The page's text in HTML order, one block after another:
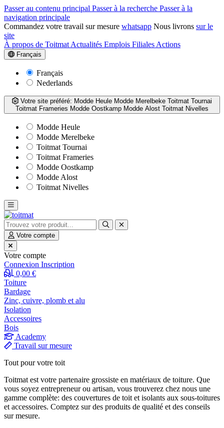
Passer au contenu principal Passer à la recherche Passer à la
navigation principale
Commandez votre travail sur mesure whatsapp Nous livrons sur le
site
À propos de Toitmat Actualités Emplois Filiales Actions
Français
Français
Nederlands
Votre site préféré: Modde Heule Modde Merelbeke Toitmat Tournai
Toitmat Frameries Modde Oostkamp Modde Alost Toitmat Nivelles
Modde Heule
Modde Merelbeke
Toitmat Tournai
Toitmat Frameries
Modde Oostkamp
Modde Alost
Toitmat Nivelles
Votre compte
Votre compte
Connexion Inscription
0,00 €
Toiture
Bardage
Zinc, cuivre, plomb et alu
Isolation
Accessoires
Bois
Academy
Travail sur mesure
Tout pour votre toit
Toitmat est votre partenaire grossiste en matériaux de toiture. Que
vous soyez entrepreneur ou artisan, vous trouverez chez nous une
gamme complète: des couvertures de toit et isolants aux sous-toitures
et accessoires. Comptez sur des produits de qualité et des conseils
sur mesure.